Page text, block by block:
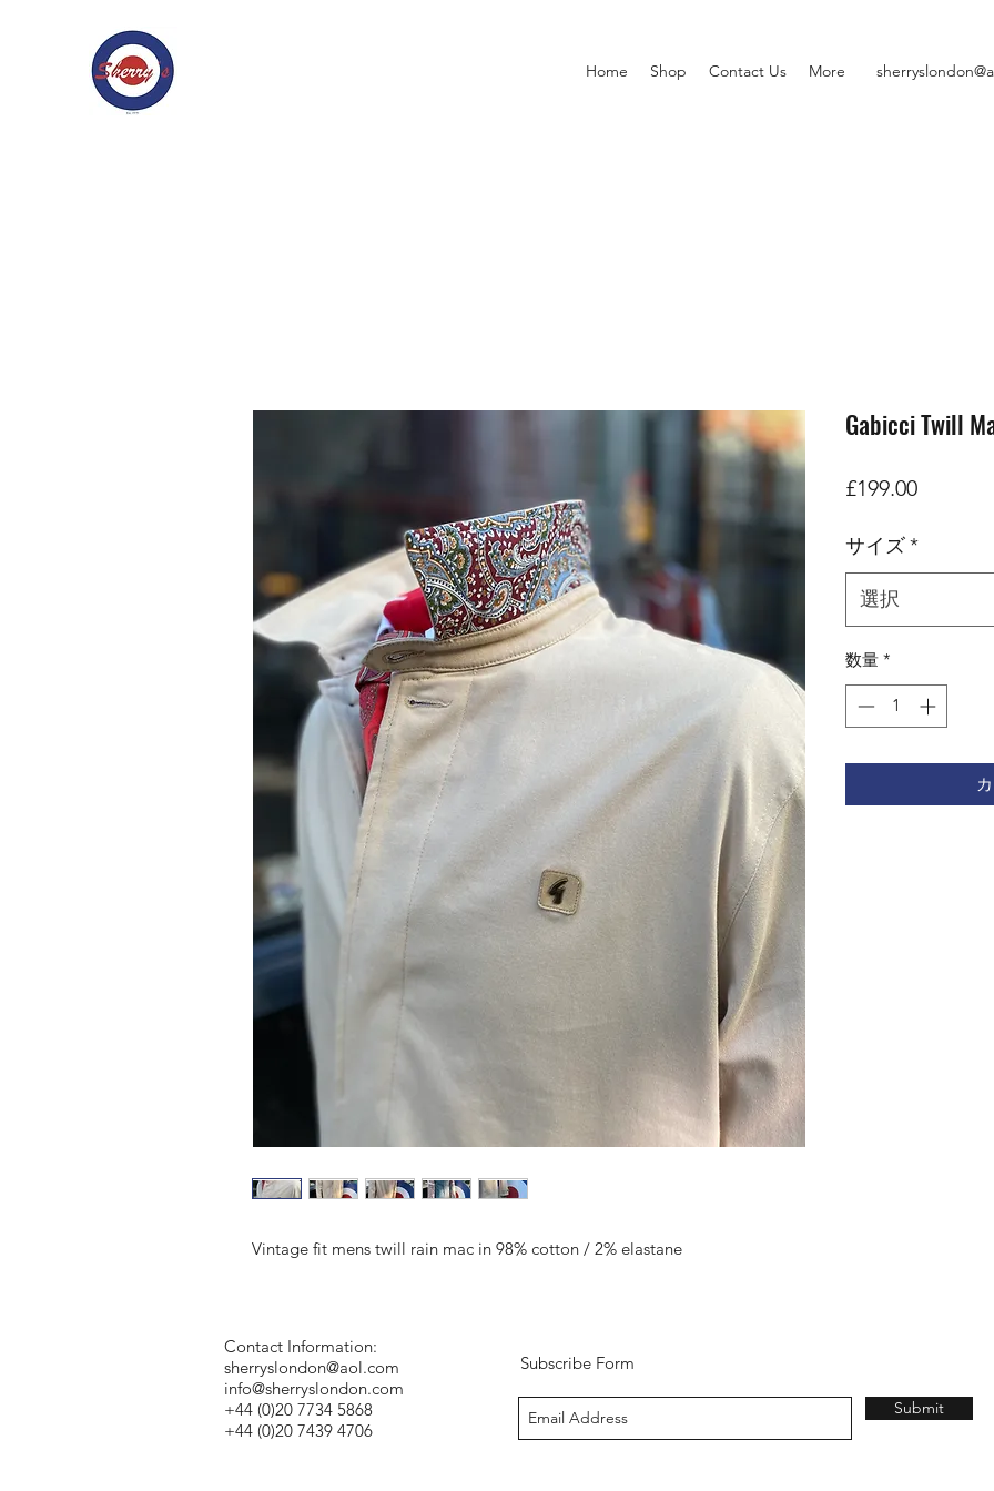
Home Shop Contact Us More
Vintage fit mens twill rain mac in 98% cotton / 2% elastane
Gabicci Twill
£199.00価
サイズ*
選択
数量 *
Contact Information:
sherryslondon@aol.com
info@sherryslondon.com
+44 (0)20 7734 5868
+44 (0)20 7439 4706
Subscribe Form
Submit